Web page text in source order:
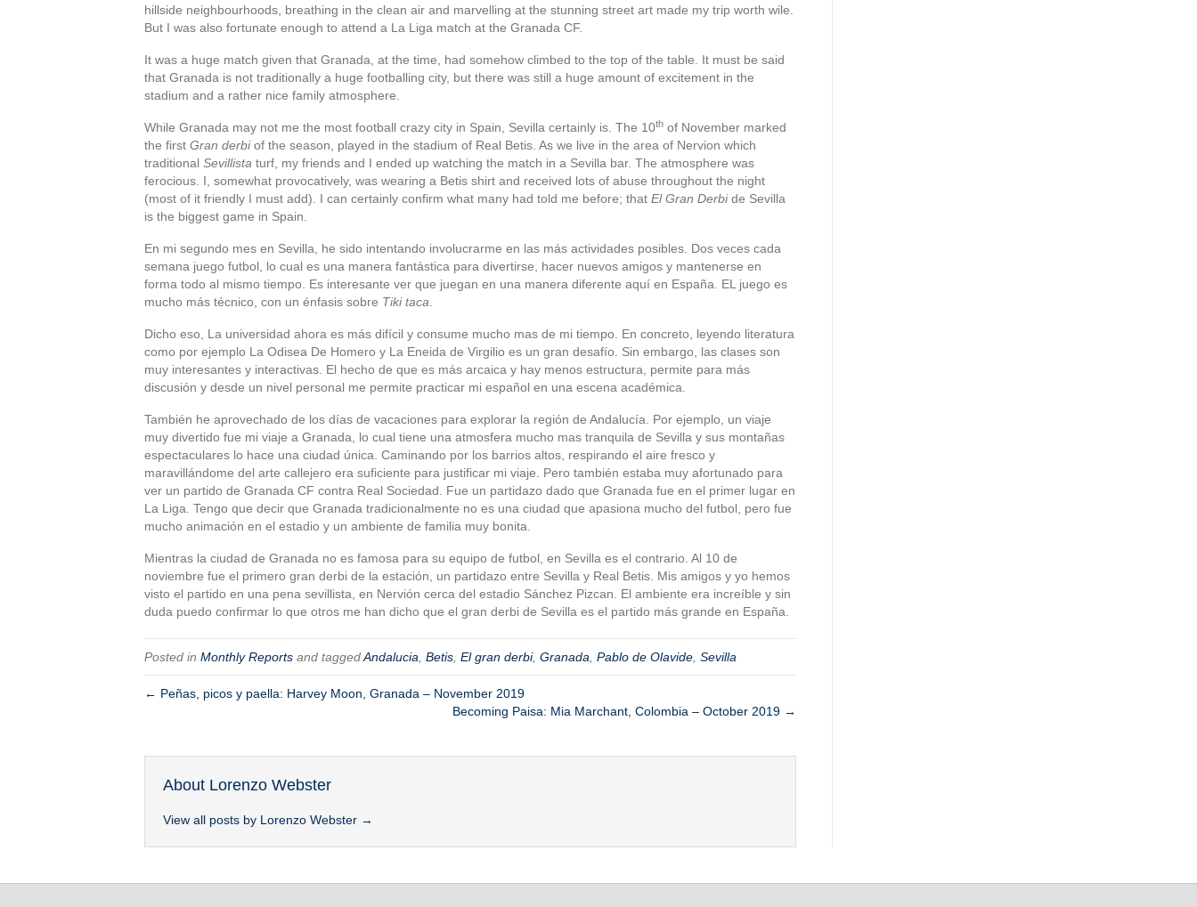
hillside neighbourhoods, breathing in the clean air and marvelling at the stunning street art made my trip worth wile.
But I was also fortunate enough to attend a La Liga match at the Granada CF.
It was a huge match given that Granada, at the time, had somehow climbed to the top of the table. It must be said
that Granada is not traditionally a huge footballing city, but there was still a huge amount of excitement in the
stadium and a rather nice family atmosphere.
While Granada may not me the most football crazy city in Spain, Sevilla certainly is. The 10th of November marked
the first Gran derbiof the season, played in the stadium of Real Betis. As we live in the area of Nervion which
traditional Sevillista turf, my friends and I ended up watching the match in a Sevilla bar. The atmosphere was
ferocious. I, somewhat provocatively, was wearing a Betis shirt and received lots of abuse throughout the night
(most of it friendly I must add). I can certainly confirm what many had told me before; that El Gran Derbide Sevilla
is the biggest game in Spain.
En mi segundo mes en Sevilla, he sido intentando involucrarme en las más actividades posibles. Dos veces cada
semana juego futbol, lo cual es una manera fantástica para divertirse, hacer nuevos amigos y mantenerse en
forma todo al mismo tiempo. Es interesante ver que juegan en una manera diferente aquí en España. EL juego es
mucho más técnico, con un énfasis sobre Tiki taca
Dicho eso, La universidad ahora es más difícil y consume mucho mas de mi tiempo. En concreto, leyendo literatura
como por ejemplo La Odisea De Homero y La Eneida de Virgilio es un gran desafío. Sin embargo, las clases son
muy interesantes y interactivas. El hecho de que es más arcaica y hay menos estructura, permite para más
discusión y desde un nivel personal me permite practicar mi español en una escena académica.
También he aprovechado de los días de vacaciones para explorar la región de Andalucía. Por ejemplo, un viaje
muy divertido fue mi viaje a Granada, lo cual tiene una atmosfera mucho mas tranquila de Sevilla y sus montañas
espectaculares lo hace una ciudad única. Caminando por los barrios altos, respirando el aire fresco y
maravillándome del arte callejero era suficiente para justificar mi viaje. Pero también estaba muy afortunado para
ver un partido de Granada CF contra Real Sociedad. Fue un partidazo dado que Granada fue en el primer lugar en
La Liga. Tengo que decir que Granada tradicionalmente no es una ciudad que apasiona mucho del futbol, pero fue
mucho animación en el estadio y un ambiente de familia muy bonita.
Mientras la ciudad de Granada no es famosa para su equipo de futbol, en Sevilla es el contrario. Al 10 de
noviembre fue el primero gran derbi de la estación, un partidazo entre Sevilla y Real Betis. Mis amigos y yo hemos
visto el partido en una pena sevillista, en Nervión cerca del estadio Sánchez Pizcan. El ambiente era increíble y sin
duda puedo confirmar lo que otros me han dicho que el gran derbi de Sevilla es el partido más grande en España.
Posted in Monthly Reports and taggedAndalucia Betis El gran derbi, Granada Pablo de Olavide Sevilla
← Peñas, picos y paella: Harvey Moon, Granada – November 2019
Becoming Paisa: Mia Marchant, Colombia – October 2019 →
About Lorenzo Webster
View all posts by Lorenzo Webster →